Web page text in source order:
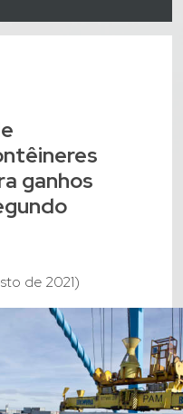
ganhos
de 2021)